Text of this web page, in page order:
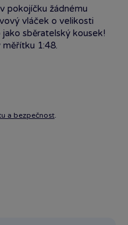
pokojíčku žádnému
vláček o velikosti
sběratelský kousek!
měřítku 1:48.
a bezpečnost.